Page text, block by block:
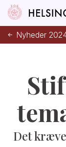
Nyheder
Det